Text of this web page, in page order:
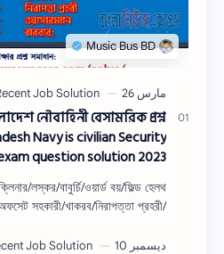
নৌবাহিনী বেসামরিক প্রশ্ন
Navy is civilian Security
question solution 2023
লস্কর/বাবুর্চি/ওয়ার্ড বয়/ফিল্ড হেলথ
সহকারী/খাকরব/নিরাপত্তা প্রহরী/